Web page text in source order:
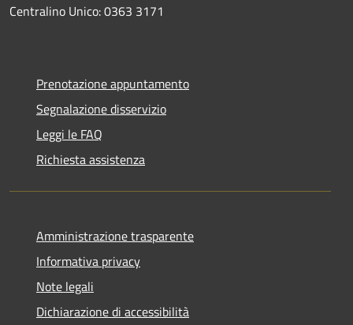
Centralino Unico: 0363 3171
Prenotazione appuntamento
Segnalazione disservizio
Leggi le FAQ
Richiesta assistenza
Amministrazione trasparente
Informativa privacy
Note legali
Dichiarazione di accessibilità